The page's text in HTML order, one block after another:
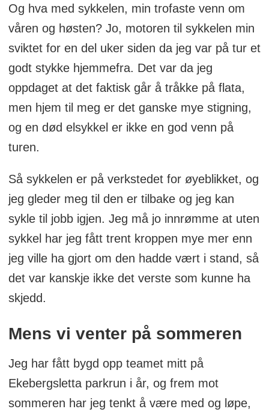
Og hva med sykkelen, min trofaste venn om
våren og høsten? Jo, motoren til sykkelen min
sviktet for en del uker siden da jeg var på tur et
godt stykke hjemmefra. Det var da jeg
oppdaget at det faktisk går å tråkke på flata,
men hjem til meg er det ganske mye stigning,
og en død elsykkel er ikke en god venn på
turen.
Så sykkelen er på verkstedet for øyeblikket, og
jeg gleder meg til den er tilbake og jeg kan
sykle til jobb igjen. Jeg må jo innrømme at uten
sykkel har jeg fått trent kroppen mye mer enn
jeg ville ha gjort om den hadde vært i stand, så
det var kanskje ikke det verste som kunne ha
skjedd.
Mens vi venter på sommeren
Jeg har fått bygd opp teamet mitt på
Ekebergsletta parkrun i år, og frem mot
sommeren har jeg tenkt å være med og løpe,